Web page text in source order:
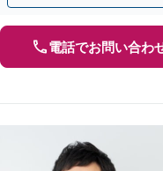
電話でお問い合わ